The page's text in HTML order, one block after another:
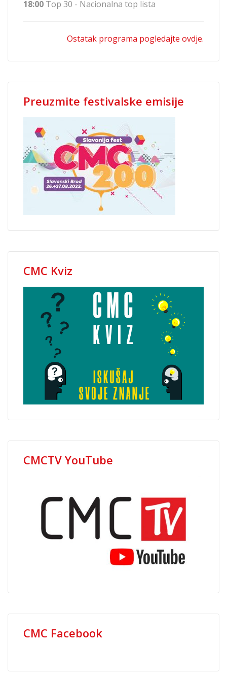
18:00 Top 30 - Nacionalna top lista
Ostatak programa pogledajte ovdje.
Preuzmite festivalske emisije
CMC Kviz
CMCTV YouTube
CMC Facebook